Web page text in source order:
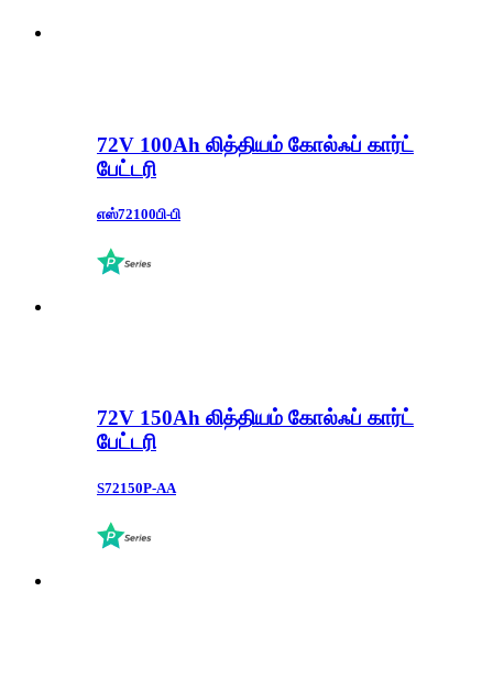
72V 100Ah லித்தியம் கோல்ஃப் கார்ட்
பேட்டரி
எஸ்72100பி-பி
72V 150Ah லித்தியம் கோல்ஃப் கார்ட்
பேட்டரி
S72150P-AA